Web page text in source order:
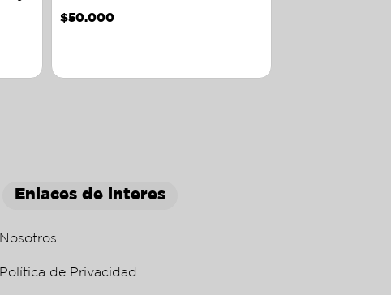
$50.000
Enlaces de interes
Nosotros
Política de Privacidad